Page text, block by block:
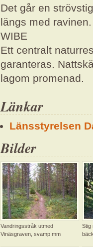
Det går en
längs med
WIBE
Ett centralt
garanteras.
lagom promenad.
Länkar
Länsstyrelsen
Bilder
Vandringsstråk utmed
Vinäsgraven, svamp mm
Stig